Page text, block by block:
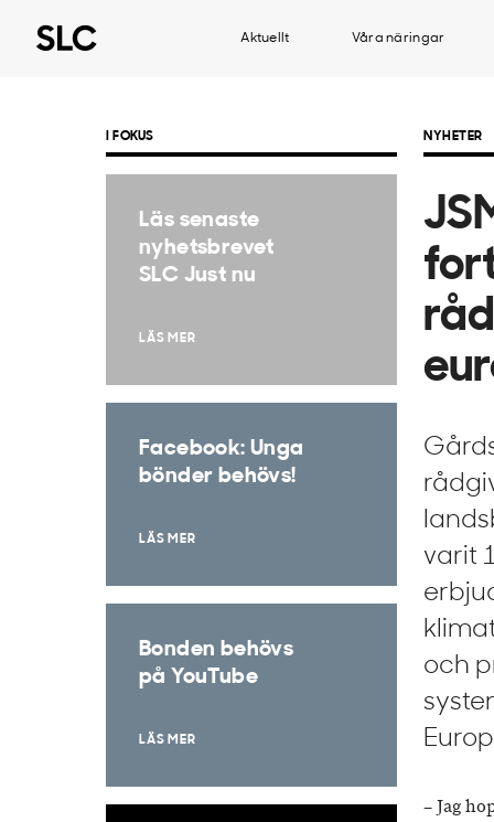
Aktuellt Våra näringar
NYHETER
varit
och
– Jag
I FOKUS
Läs senaste
nyhetsbrevet
SLC Just nu
LÄS MER
Facebook: Unga
bönder behövs!
LÄS MER
Bonden behövs
på YouTube
LÄS MER